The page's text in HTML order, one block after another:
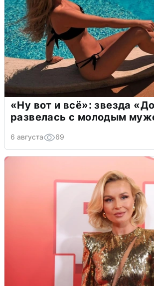
«Ну вот и всё»: звезда
развелась с молодым
6 августа 69